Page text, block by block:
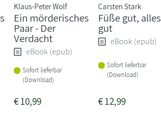
Klaus-Peter Wolf
Ein mörderisches
Paar - Der
Verdacht
eBook (epub)
Sofort lieferbar
(Download)
€10,99
Carsten Stark
Füße gut, alles
gut
eBook (epub)
Sofort lieferbar
(Download)
€12,99